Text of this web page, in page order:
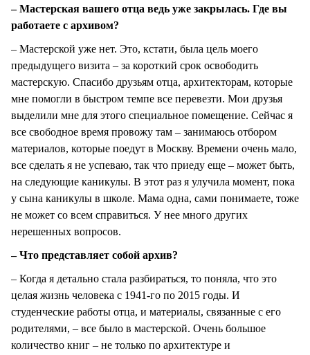
– Мастерская вашего отца ведь уже закрылась. Где вы
работаете с архивом?
– Мастерской уже нет. Это, кстати, была цель моего
предыдущего визита – за короткий срок освободить
мастерскую. Спасибо друзьям отца, архитекторам, которые
мне помогли в быстром темпе все перевезти. Мои друзья
выделили мне для этого специальное помещение. Сейчас я
все свободное время провожу там – занимаюсь отбором
материалов, которые поедут в Москву. Времени очень мало,
все сделать я не успеваю, так что приеду еще – может быть,
на следующие каникулы. В этот раз я улучила момент, пока
у сына каникулы в школе. Мама одна, сами понимаете, тоже
не может со всем справиться. У нее много других
нерешенных вопросов.
– Что представляет собой архив?
– Когда я детально стала разбираться, то поняла, что это
целая жизнь человека с 1941-го по 2015 годы. И
студенческие работы отца, и материалы, связанные с его
родителями, – все было в мастерской. Очень большое
количество книг – не только по архитектуре и